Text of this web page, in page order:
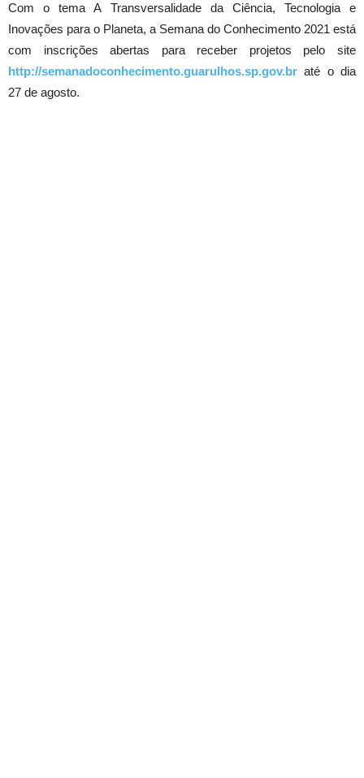
Com o tema A Transversalidade da Ciência, Tecnologia e
Inovações para o Planeta, a Semana do Conhecimento 2021 está
com inscrições abertas para receber projetos pelo site
http://semanadoconhecimento.guarulhos.sp.gov.br até o dia
27 de agosto.